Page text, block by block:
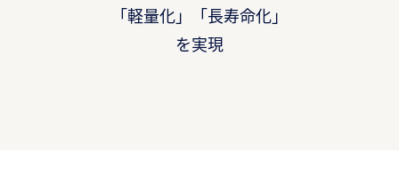
「軽量化」「長寿命化」
を実現